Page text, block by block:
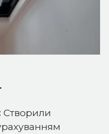
Створили